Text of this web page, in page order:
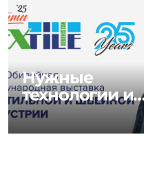
Нужные
технологии и
решения для
текстильной и